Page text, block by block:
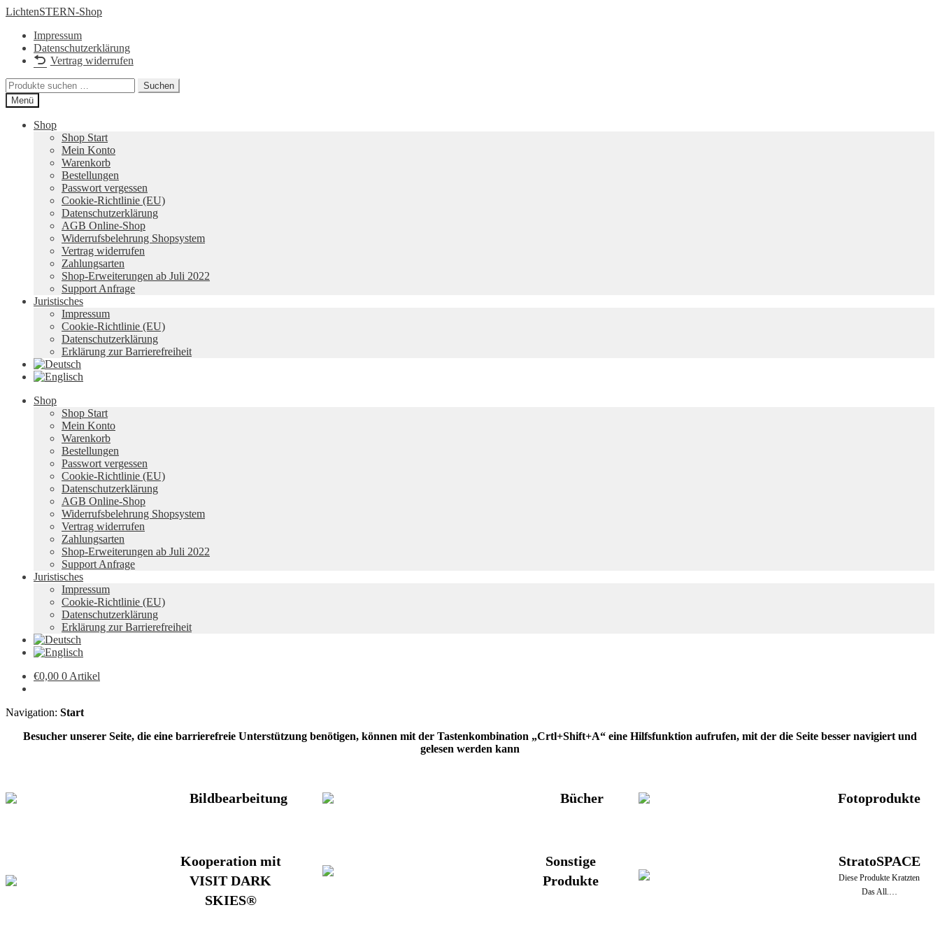
Zur
springen
Zum
springen
LichtenSTERN-Shop
Impressum
Datenschutzerklärung
Vertrag widerrufen
Suchen
nach:
Suchen
Menü
Shop
Shop Start
Mein Konto
Warenkorb
Bestellungen
Passwort vergessen
Cookie-Richtlinie (EU)
Datenschutzerklärung
AGB Online-Shop
Widerrufsbelehrung Shopsystem
Vertrag widerrufen
Zahlungsarten
Shop-Erweiterungen ab Juli 2022
Support Anfrage
Juristisches
Impressum
Cookie-Richtlinie (EU)
Datenschutzerklärung
Erklärung zur Barrierefreiheit
Shop
Shop Start
Mein Konto
Warenkorb
Bestellungen
Passwort vergessen
Cookie-Richtlinie (EU)
Datenschutzerklärung
AGB Online-Shop
Widerrufsbelehrung Shopsystem
Vertrag widerrufen
Zahlungsarten
Shop-Erweiterungen ab Juli 2022
Support Anfrage
Juristisches
Impressum
Cookie-Richtlinie (EU)
Datenschutzerklärung
Erklärung zur Barrierefreiheit
€0,00 0 Artikel
Navigation: Start
Besucher unserer Seite, die eine barrierefreie Unterstützung benötigen, können mit der Tastenkombination „Crtl+Shift+A“ eine Hilfsfunktion aufrufen, mit der die Seite besser navigiert und
gelesen werden kann
Bildbearbeitung Bücher Fotoprodukte
Kooperation mit
VISIT DARK
SKIES®
Sonstige
Produkte
StratoSPACE
Diese Produkte Kratzten
Das All.…